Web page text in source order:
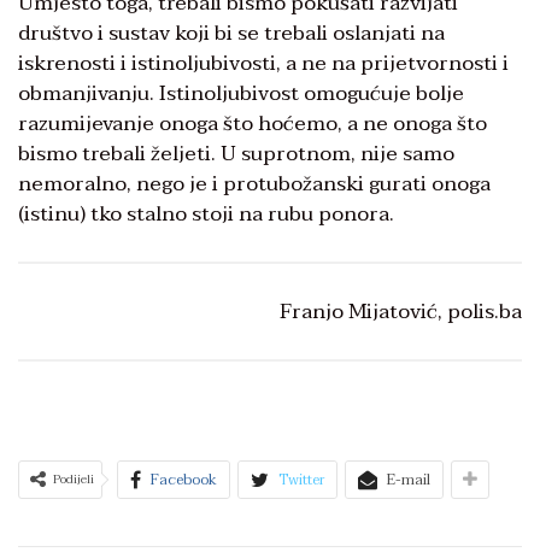
društvo i sustav koji bi se trebali oslanjati na
iskrenosti i istinoljubivosti, a ne na prijetvornosti i
obmanjivanju. Istinoljubivost omogućuje bolje
razumijevanje onoga što hoćemo, a ne onoga što
bismo trebali željeti. U suprotnom, nije samo
nemoralno, nego je i protubožanski gurati onoga
(istinu) tko stalno stoji na rubu ponora.
Franjo Mijatović, polis.ba
Podijeli Facebook Twitter E-mail